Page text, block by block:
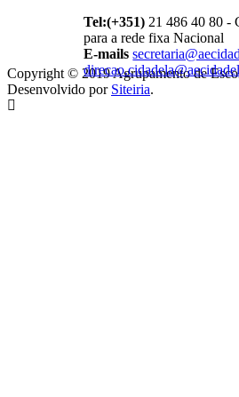
Tel:(+351) 21 486 40 80 -
para a rede fixa Nacional
E-mails
Copyright © 2019 Agrupamento de
Desenvolvido por Siteiria.